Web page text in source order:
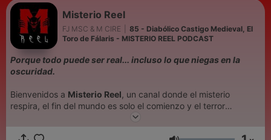
Misterio Reel
FJ MSC & M CIRE
85 - Diabólico Castigo Medieval, El
Toro de Fálaris - MISTERIO REEL PODCAST
Porque todo puede ser real... incluso lo que niegas en la
oscuridad.
Bienvenidos a Misterio Reel, un canal donde el misterio
respira, el fin del mundo es solo el comienzo y el terror